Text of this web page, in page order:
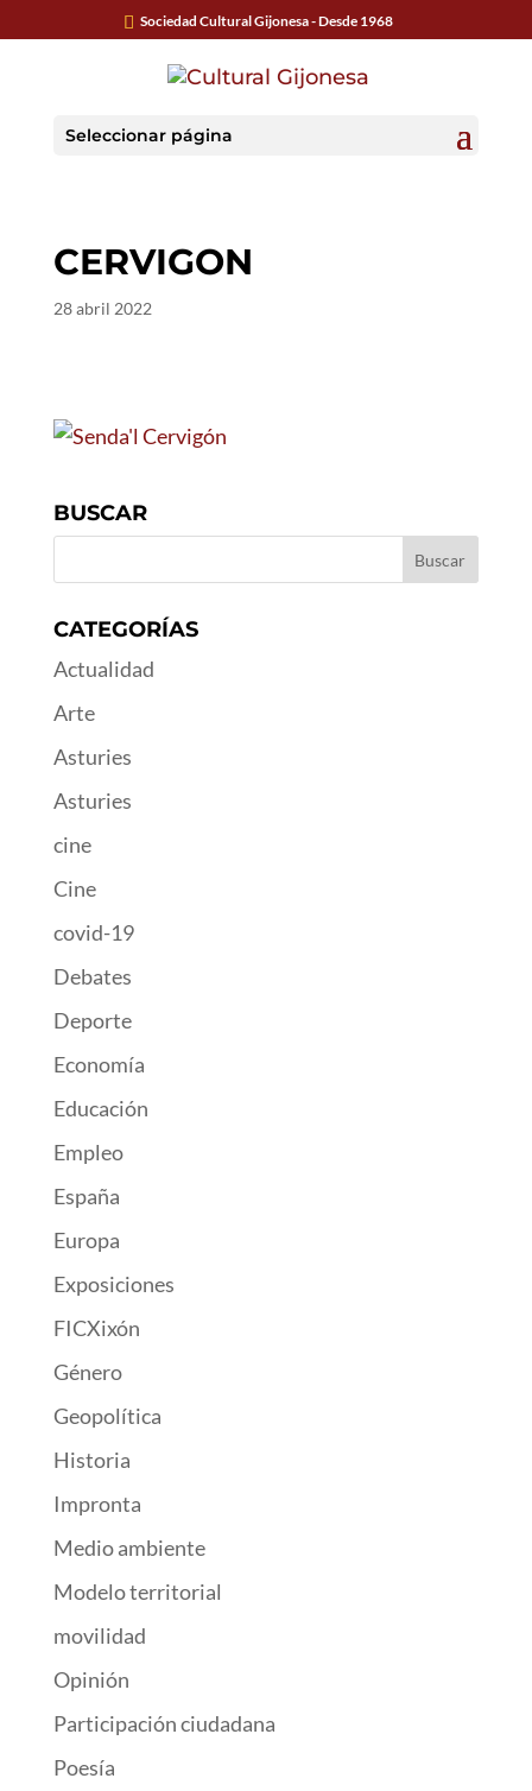
Sociedad Cultural Gijonesa - Desde 1968
Seleccionar página
CERVIGON
28 abril 2022
BUSCAR
CATEGORÍAS
Actualidad
Arte
Asturies
Asturies
cine
Cine
covid-19
Debates
Deporte
Economía
Educación
Empleo
España
Europa
Exposiciones
FICXixón
Género
Geopolítica
Historia
Impronta
Medio ambiente
Modelo territorial
movilidad
Opinión
Participación ciudadana
Poesía